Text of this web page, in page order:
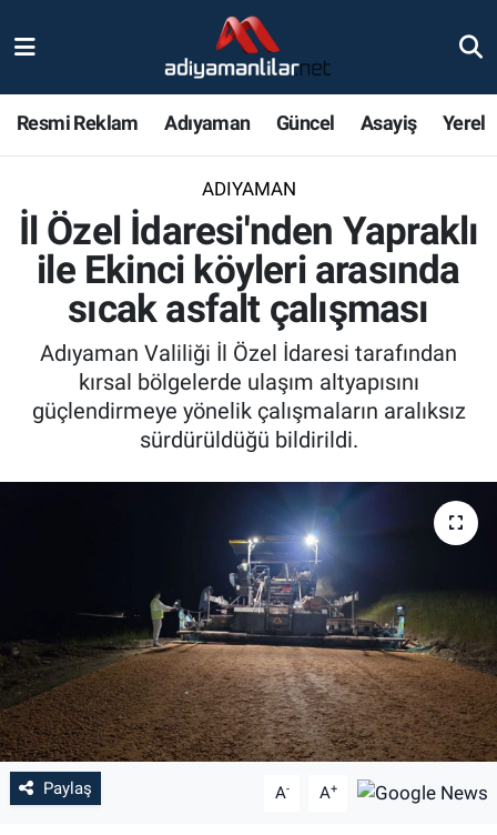
Resmi Reklam Adıyaman Güncel Asayiş Yerel
ADIYAMAN
İl Özel İdaresi'nden Yapraklı
ile Ekinci köyleri arasında
sıcak asfalt çalışması
Adıyaman Valiliği İl Özel İdaresi tarafından
kırsal bölgelerde ulaşım altyapısını
güçlendirmeye yönelik çalışmaların aralıksız
sürdürüldüğü bildirildi.
Paylaş A- A+
Magazin
Bölge Haberleri
Gündem
Asayiş
Sağlık
Kültür Sanat
Eğitim
Ekonomi
Yaşam
Nöbetçi Eczaneler
Adiyaman Namaz Vakitleri
Trafik Durumu
Süper Lig Puan Durumu ve Fikstür
Tüm Manşetler
Son Dakika Haberleri
Haber Arşivi